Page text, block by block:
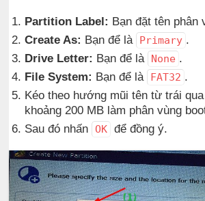
Partition Label: Bạn đặt tên phân
Create As: Bạn để là Primary .
Drive Letter: Bạn để là None .
File System: Bạn để là FAT32 .
Kéo theo hướng mũi tên từ trái
khoảng 200 MB làm phân vùng
Sau đó nhấn
OK để đồng ý.